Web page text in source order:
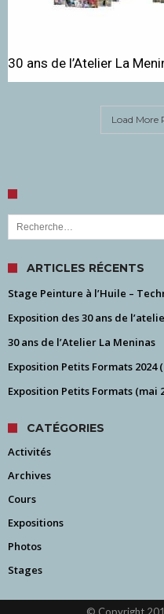
30 ans de l’Atelier La
Load More
Rechercher :
ARTICLES RÉCENTS
Stage Peinture à l’Huile –
Exposition des 30 ans de
30 ans de l’Atelier La Meninas
Exposition Petits Formats 2024
Exposition Petits Formats (mai
CATÉGORIES
Activités
Archives
Cours
Expositions
Photos
Stages